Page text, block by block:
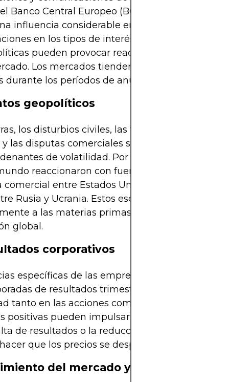
Banco Central Europeo (BCE) o el Banco de
influencia considerable en los mercados
en los tipos de interés o los cambios
pueden provocar reacciones repentinas y
Los mercados tienden a ser
durante los períodos de anuncios de políticas.
geopolíticos
los disturbios civiles, las tensiones
las disputas comerciales son potentes
de volatilidad. Por ejemplo, los
reaccionaron con fuerza a eventos como
comercial entre Estados Unidos y China y el
Rusia y Ucrania. Estos escenarios pueden
a las materias primas y a los sectores con
global.
corporativos
específicas de las empresas, especialmente
de resultados trimestrales, pueden
tanto en las acciones como en el sector en
positivas pueden impulsar las acciones al alza,
de resultados o la reducción de las
que los precios se desplomen.
del mercado y especulación